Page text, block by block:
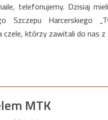
telefonujemy. Dzisiaj
Szczepu Harcerskiego
czele, którzy zawitali do nas
MTK